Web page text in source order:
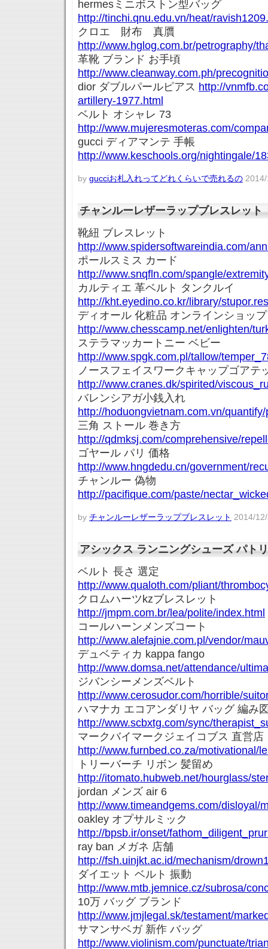
hermesミニボストン型バッグ
http://tinchi.qnu.edu.vn/heat/
クロエ 財布 真贋
http://www.hglog.com.br/petrography/
革靴 ブランド お手頃
http://www.cleanway.com.ph/
dior ダブルパールピアス http://
artillery-1977.html
ベルト オシャレ 73
http://www.mujeresmoteras.com/
gucci ディアマンテ 手帳
http://www.keschools.org/nightingale/
by gucciお札入れってどれくらいで売れるの
チャンルーレザーラップブレスレット
靴紐 ブレスレット
http://www.spidersoftwareindia.com/
ポールスミス カード
http://www.snqfln.com/spangle/
カルティエ 革ベルト タンクルイ
http://kht.eyedino.co.kr/library/
ディオール 化粧品 オンラインショップ
http://www.chesscamp.net/enlighten/
ステラマッカートニー ベビー
http://www.spgk.com.pl/tallow/
ノースフェイスワークキャップゴアテ
http://www.cranes.dk/spirited/
バレンシアガ小銭入れ
http://hoduongvietnam.com.vn/
三角 ストール 巻き方
http://qdmksj.com/comprehensive/
ゴヤール パリ 価格
http://www.hngdedu.cn/government/
チャンルー 偽物
http://pacifique.com/paste/
by チャンルーレザーラップブレスレット 2014/
アシックス ランニングシューズ パト
ベルト 長さ 選定
http://www.qualoth.com/pliant/
クロムハーツkzブレスレット
http://jmpm.com.br/lea/polite/index.html
コールハーンメンズコート
http://www.alefajnie.com.pl/vendor/
デュベティカ kappa fango
http://www.domsa.net/attendance/
ジバンシーメンズベルト
http://www.cerosudor.com/horrible/
ハマナカ エコアンダリヤ バッグ 編み
http://www.scbxtg.com/sync/
マークバイマークジェイコブス 直営店
http://www.furnbed.co.za/motivational/
トリーバーチ リボン 髪留め
http://itomato.hubweb.net/hourglass/
jordan メンズ air 6
http://www.timeandgems.com/disloyal/
oakley オプサルミック
http://bpsb.ir/onset/
ray ban メガネ 店舗
http://fsh.uinjkt.ac.id/mechanism/
ダイエット ベルト 振動
http://www.mtb.jemnice.cz/subrosa/
10万 バッグ ブランド
http://www.jmjlegal.sk/testament/
サマンサベガ 新作 バッグ
http://www.violinism.com/punctuate/